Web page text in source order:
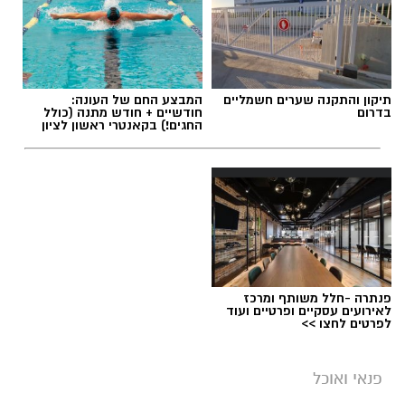
תיקון והתקנה שערים חשמליים
בדרום
המבצע החם של העונה:
חודשיים + חודש מתנה (כולל
החגים!) בקאנטרי ראשון לציון
פנתרה -חלל משותף ומרכז
לאירועים עסקיים ופרטיים ועוד
לפרטים לחצו >>
פנאי ואוכל